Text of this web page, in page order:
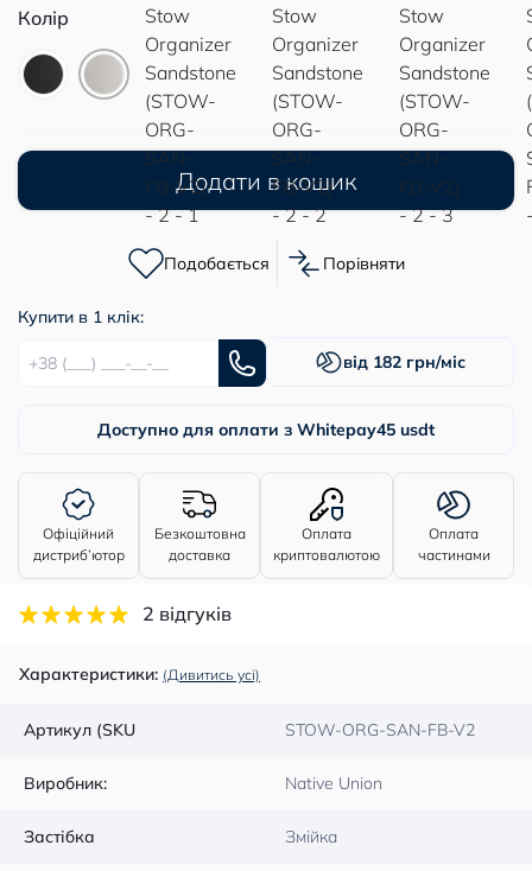
Колір
Додати в кошик
Подобається Порівняти
Купити в 1 клік:
від 182 грн/міс
Доступно для оплати з Whitepay45 usdt
Офіційний
дистриб’ютор
Безкоштовна
доставка
Оплата
криптовалютою
Оплата
частинами
2 відгуків
Характеристики: (Дивитись усі)
Артикул (SKU STOW-ORG-SAN-FB-V2
Виробник: Native Union
Застібка Змійка